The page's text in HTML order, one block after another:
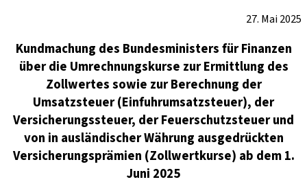
27. Mai 2025
Kundmachung des Bundesministers für Finanzen
über die Umrechnungskurse zur Ermittlung des
Zollwertes sowie zur Berechnung der
Umsatzsteuer (Einfuhrumsatzsteuer), der
Versicherungssteuer, der Feuerschutzsteuer und
von in ausländischer Währung ausgedrückten
Versicherungsprämien (Zollwertkurse) ab dem 1.
Juni 2025